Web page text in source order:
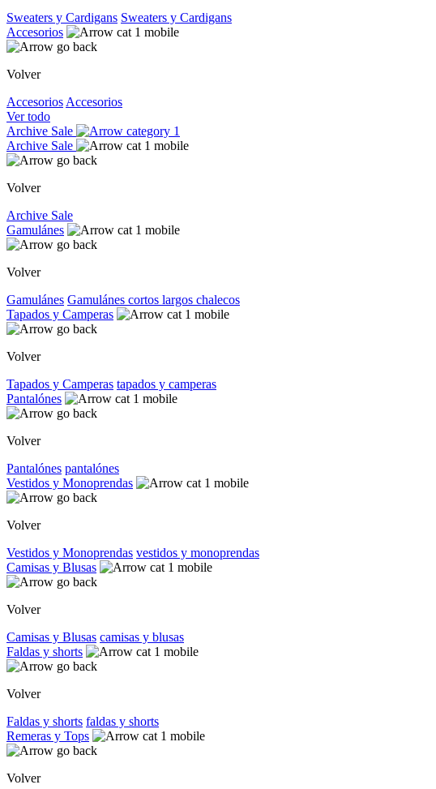
Sweaters y Cardigans Sweaters y Cardigans
Accesorios
Volver
Accesorios Accesorios
Ver todo
Archive Sale
Archive Sale
Volver
Archive Sale
Gamulánes
Volver
Gamulánes Gamulánes cortos largos chalecos
Tapados y Camperas
Volver
Tapados y Camperas tapados y camperas
Pantalónes
Volver
Pantalónes pantalónes
Vestidos y Monoprendas
Volver
Vestidos y Monoprendas vestidos y monoprendas
Camisas y Blusas
Volver
Camisas y Blusas camisas y blusas
Faldas y shorts
Volver
Faldas y shorts faldas y shorts
Remeras y Tops
Volver